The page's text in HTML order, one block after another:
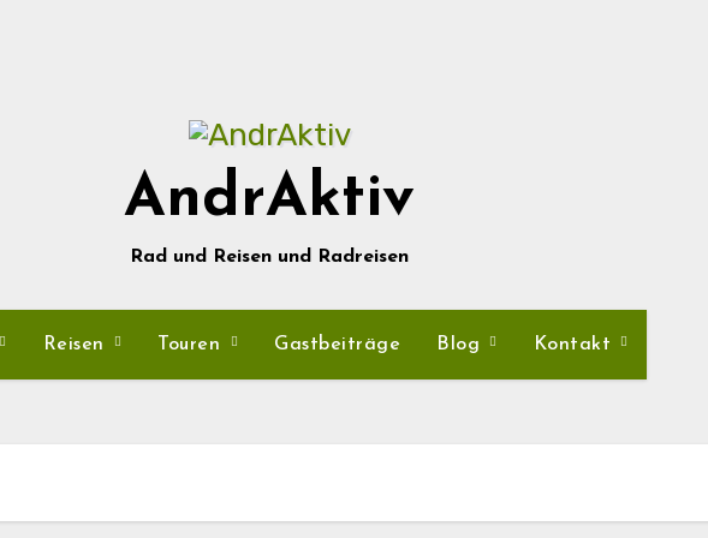
AndrAktiv
Rad und Reisen und Radreisen
Reisen Touren Gastbeiträge Blog Kontakt